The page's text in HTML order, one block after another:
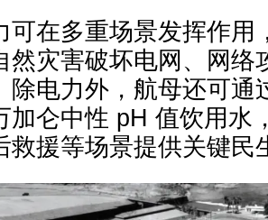
可在多重场景发挥作用
然灾害破坏电网、网络
除电力外，航母还可通
加仑中性 pH 值饮用水
救援等场景提供关键民